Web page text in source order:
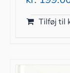
Tilføj til